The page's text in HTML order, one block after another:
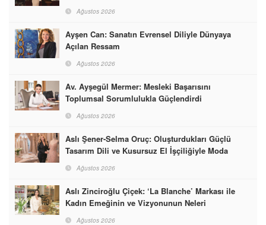
Ağustos 2026
Ayşen Can: Sanatın Evrensel Diliyle Dünyaya
Açılan Ressam
Ağustos 2026
Av. Ayşegül Mermer: Mesleki Başarısını
Toplumsal Sorumlulukla Güçlendirdi
Ağustos 2026
Aslı Şener-Selma Oruç: Oluşturdukları Güçlü
Tasarım Dili ve Kusursuz El İşçiliğiyle Moda
Dünyasına İmzalarını Attılar
Ağustos 2026
Aslı Zinciroğlu Çiçek: ‘La Blanche’ Markası ile
Kadın Emeğinin ve Vizyonunun Neleri
Başarabileceğinin En Güzel Örneğini Sunuyor
Ağustos 2026